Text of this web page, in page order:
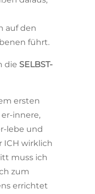
auf den
führt.
die SELBST-
ersten
innere,
lebe und
ICH wirklich
muss ich
zum
errichtet